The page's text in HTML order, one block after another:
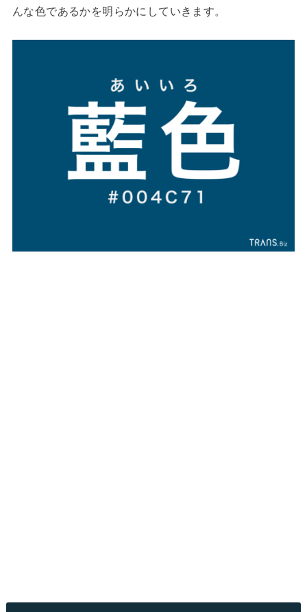
んな色であるかを明らかにしていきます。